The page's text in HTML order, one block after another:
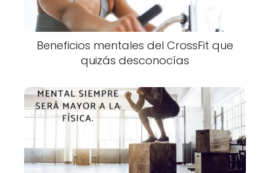
Beneficios mentales del CrossFit que
quizás desconocías